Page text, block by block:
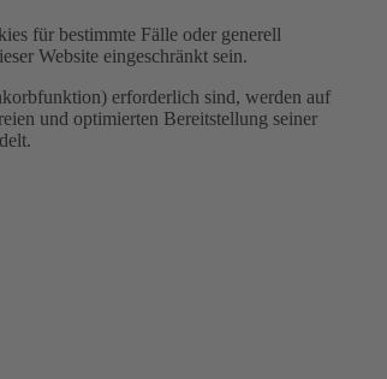
für bestimmte Fälle oder generell
Website eingeschränkt sein.
erforderlich sind, werden auf
und optimierten Bereitstellung seiner